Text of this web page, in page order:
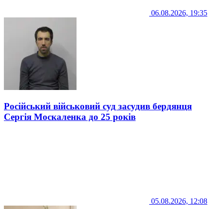
06.08.2026, 19:35
Російський військовий суд засудив бердянця
Сергія Москаленка до 25 років
05.08.2026, 12:08